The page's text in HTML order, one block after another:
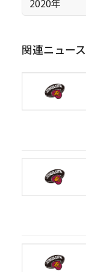
2020年
関連ニュース